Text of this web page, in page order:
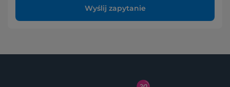
Wyślij zapytanie